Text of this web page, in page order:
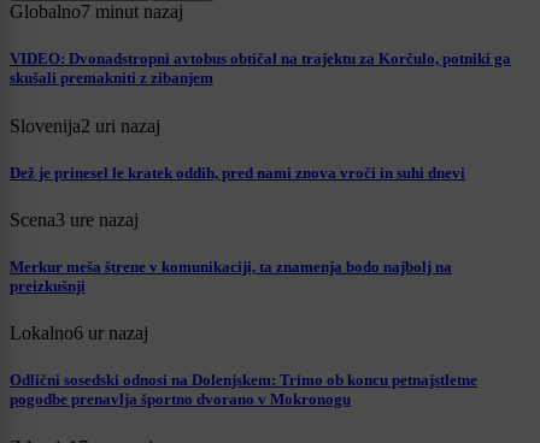
Globalno7 minut nazaj
VIDEO: Dvonadstropni avtobus obtičal na trajektu za Korčulo, potniki ga
skušali premakniti z zibanjem
Slovenija2 uri nazaj
Dež je prinesel le kratek oddih, pred nami znova vroči in suhi dnevi
Scena3 ure nazaj
Merkur meša štrene v komunikaciji, ta znamenja bodo najbolj na
preizkušnji
Lokalno6 ur nazaj
Odlični sosedski odnosi na Dolenjskem: Trimo ob koncu petnajstletne
pogodbe prenavlja športno dvorano v Mokronogu